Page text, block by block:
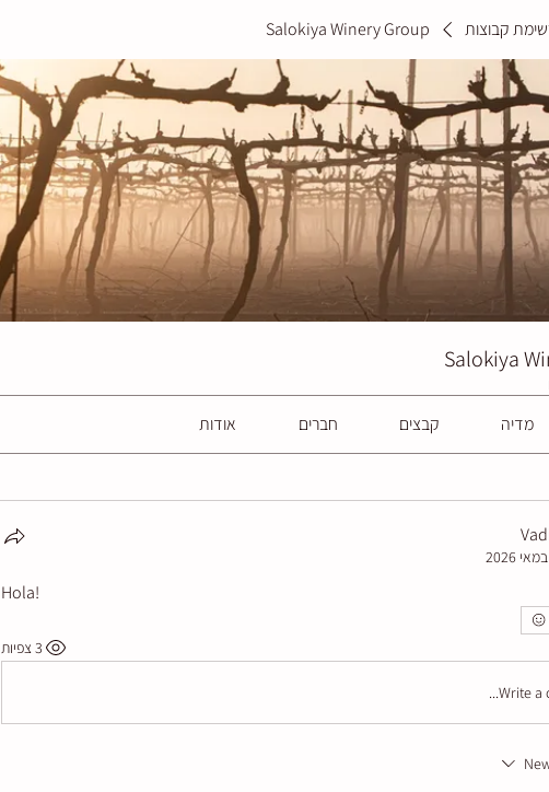
קבוצות Salokiya Winery Group
Salokiya
מדיה קבצים חברים אודות
Hola!
3 צפיות
Write a